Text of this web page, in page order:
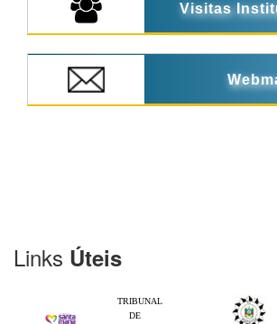
Visitas
Links Úteis
TRIBUNAL
DE